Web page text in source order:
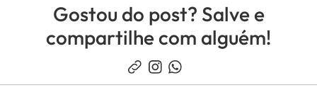
Gostou do post? Salve e
compartilhe com alguém!